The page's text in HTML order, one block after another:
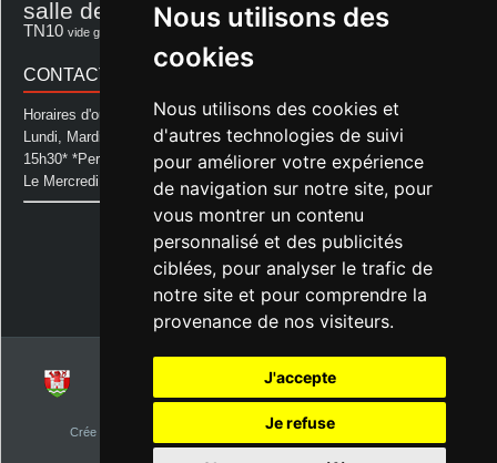
Nous utilisons des
cookies
Nous utilisons des cookies et
d'autres technologies de suivi
pour améliorer votre expérience
de navigation sur notre site, pour
vous montrer un contenu
personnalisé et des publicités
ciblées, pour analyser le trafic de
notre site et pour comprendre la
provenance de nos visiteurs.
J'accepte
Je refuse
salle des fêtes salle des fêtes d'aurice Souprosse
TN10 vide grenier Voeux école
CONTACT MAIRIE
Horaires d'ouverture de la Mairie:
Lundi, Mardi, Jeudi et Vendredi : de 08h00 à 11h30 et de 12h30 à
15h30* *Permanence téléphonique jusqu'à 17h00
Le Mercredi : de 08h00 à 11h00
Mairie d'Aurice
14 Avenue des Pastous
40500 Aurice
Tel : 05 58 76 06 50
Plus d'infos »
Crée par | Theme Designé et hébergé par : NetClic.fr